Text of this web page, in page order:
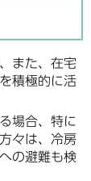
また、在宅
積極的に活
場合、特に
々は、冷房
の避難も検